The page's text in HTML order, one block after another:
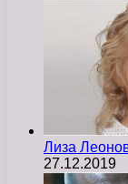
Лиза
27.12.2019